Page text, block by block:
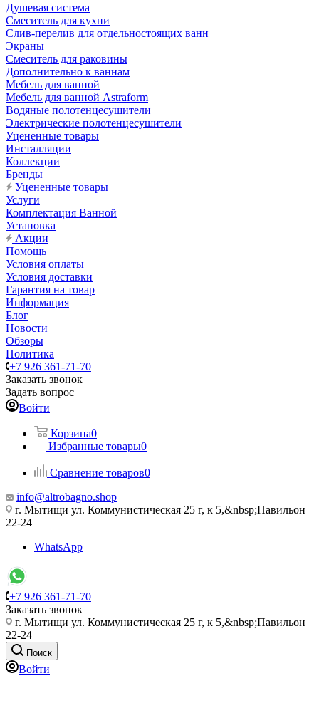
Душевая система
Смеситель для кухни
Слив-перелив для отдельностоящих ванн
Экраны
Смеситель для раковины
Дополнительно к ваннам
Мебель для ванной
Мебель для ванной Astraform
Водяные полотенцесушители
Электрические полотенцесушители
Уцененные товары
Инсталляции
Коллекции
Бренды
Уцененные товары
Услуги
Комплектация Ванной
Установка
Акции
Помощь
Условия оплаты
Условия доставки
Гарантия на товар
Информация
Блог
Новости
Обзоры
Политика
+7 926 361-71-70
Заказать звонок
Задать вопрос
Войти
Корзина0
Избранные товары0
Сравнение товаров0
info@altrobagno.shop
г. Мытищи ул. Коммунистическая 25 г, к 5,&nbsp;Павильон
22-24
WhatsApp
+7 926 361-71-70
Заказать звонок
г. Мытищи ул. Коммунистическая 25 г, к 5,&nbsp;Павильон
22-24
Поиск
Войти